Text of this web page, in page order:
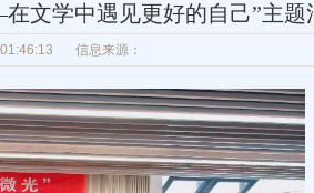
文学中遇见更好的自己”主题
信息来源：